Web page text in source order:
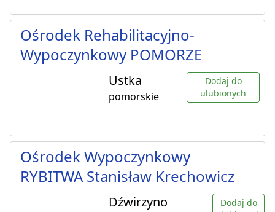
Ośrodek Rehabilitacyjno-
Wypoczynkowy POMORZE
Ustka
pomorskie
Dodaj do
ulubionych
Ośrodek Wypoczynkowy
RYBITWA Stanisław Krechowicz
Dźwirzyno
Dodaj do